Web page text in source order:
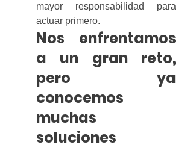
mayor responsabilidad para
actuar primero.
Nos enfrentamos
a un gran reto,
pero ya
conocemos
muchas
soluciones